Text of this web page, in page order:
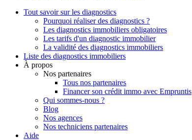
Tout savoir sur les diagnostics
Pourquoi réaliser des diagnostics ?
Les diagnostics immobiliers obligatoires
Les tarifs d'un diagnostic immobilier
La validité des diagnostics immobiliers
Liste des diagnostics immobiliers
À propos
Nos partenaires
Tous nos partenaires
Financer son crédit immo avec Empruntis
Qui sommes-nous ?
Blog
Nos agences
Nos techniciens partenaires
Aide